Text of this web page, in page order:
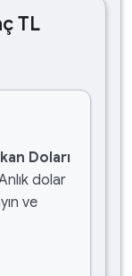
TL
Doları
dolar
ve